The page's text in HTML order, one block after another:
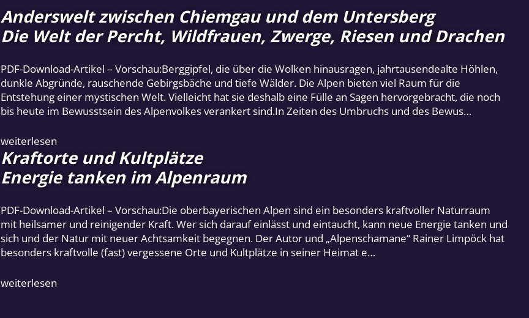
Anderswelt zwischen Chiemgau und dem Untersberg
Die Welt der Percht, Wildfrauen, Zwerge, Riesen und Drachen
PDF-Download-Artikel – Vorschau:Berggipfel, die über die Wolken hinausragen, jahrtausendealte Höhlen,
dunkle Abgründe, rauschende Gebirgsbäche und tiefe Wälder. Die Alpen bieten viel Raum für die
Entstehung einer mystischen Welt. Vielleicht hat sie deshalb eine Fülle an Sagen hervorgebracht, die noch
bis heute im Bewusstsein des Alpenvolkes verankert sind.In Zeiten des Umbruchs und des Bewus…
weiterlesen
Kraftorte und Kultplätze
Energie tanken im Alpenraum
PDF-Download-Artikel – Vorschau:Die oberbayerischen Alpen sind ein besonders kraftvoller Naturraum
mit heilsamer und reinigender Kraft. Wer sich darauf einlässt und eintaucht, kann neue Energie tanken und
sich und der Natur mit neuer Achtsamkeit begegnen. Der Autor und „Alpenschamane“ Rainer Limpöck hat
besonders kraftvolle (fast) vergessene Orte und Kultplätze in seiner Heimat e…
weiterlesen